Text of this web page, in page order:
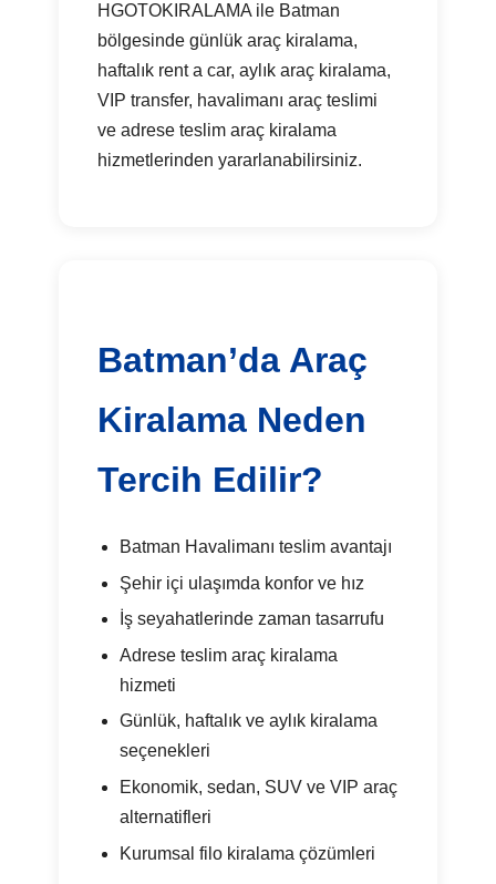
HGOTOKIRALAMA ile Batman
bölgesinde günlük araç kiralama,
haftalık rent a car, aylık araç kiralama,
VIP transfer, havalimanı araç teslimi
ve adrese teslim araç kiralama
hizmetlerinden yararlanabilirsiniz.
Batman’da Araç
Kiralama Neden
Tercih Edilir?
Batman Havalimanı teslim avantajı
Şehir içi ulaşımda konfor ve hız
İş seyahatlerinde zaman tasarrufu
Adrese teslim araç kiralama
hizmeti
Günlük, haftalık ve aylık kiralama
seçenekleri
Ekonomik, sedan, SUV ve VIP araç
alternatifleri
Kurumsal filo kiralama çözümleri